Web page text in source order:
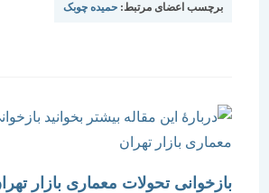
برچسب اعضای مرتبط: حمیده چوبک
بازخوانی تحولات معماری بازار تهران